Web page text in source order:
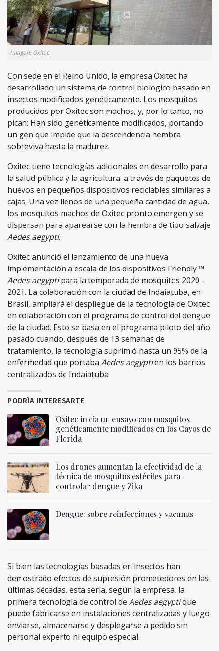
Imagen: Oxitec
Con sede en el Reino Unido, la empresa Oxitec ha
desarrollado un sistema de control biológico basado en
insectos modificados genéticamente. Los mosquitos
producidos por Oxitec son machos, y, por lo tanto, no
pican: Han sido genéticamente modificados, portando
un gen que impide que la descendencia hembra
sobreviva hasta la madurez.
Oxitec tiene tecnologías adicionales en desarrollo para
la salud pública y la agricultura. a través de paquetes de
huevos en pequeños dispositivos reciclables similares a
cajas. Una vez llenos de una pequeña cantidad de agua,
los mosquitos machos de Oxitec pronto emergen y se
dispersan para aparearse con la hembra de tipo salvaje
Aedes aegypti.
Oxitec anunció el lanzamiento de una nueva
implementación a escala de los dispositivos Friendly ™
Aedes aegyptipara la temporada de mosquitos 2020 –
2021. La colaboración con la ciudad de Indaiatuba, en
Brasil, ampliará el despliegue de la tecnología de Oxitec
en colaboración con el programa de control del dengue
de la ciudad. Esto se basa en el programa piloto del año
pasado cuando, después de 13 semanas de
tratamiento, la tecnología suprimió hasta un 95% de la
enfermedad que portaba Aedes aegyptien los barrios
centralizados de Indaiatuba.
PODRÍA INTERESARTE
Oxitec inicia un ensayo con mosquitos
genéticamente modificados en los Cayos de
Florida
Los drones aumentan la efectividad de la
técnica de mosquitos estériles para
controlar dengue y Zika
Dengue: sobre reinfecciones y vacunas
Si bien las tecnologías basadas en insectos han
demostrado efectos de supresión prometedores en las
últimas décadas, esta sería, según la empresa, la
primera tecnología de control de Aedes aegyptique
puede fabricarse en instalaciones centralizadas y luego
enviarse, almacenarse y desplegarse a pedido sin
personal experto ni equipo especial.